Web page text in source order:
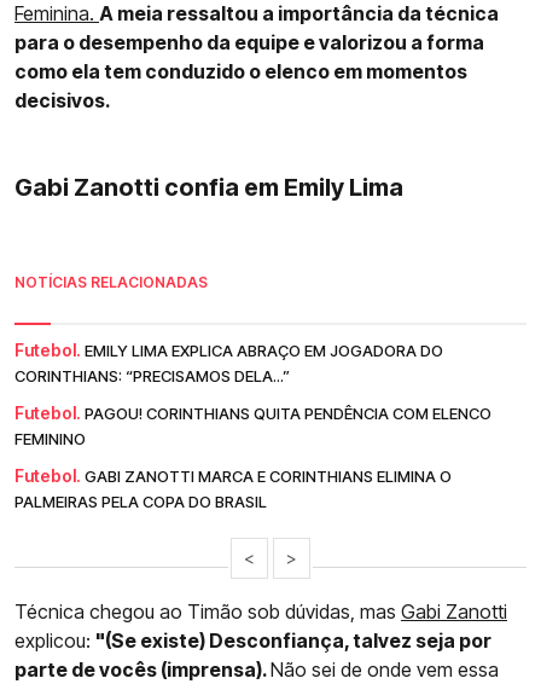
Feminina. A meia ressaltou a importância da técnica
para o desempenho da equipe e valorizou a forma
como ela tem conduzido o elenco em momentos
decisivos.
Gabi Zanotti confia em Emily Lima
NOTÍCIAS RELACIONADAS
Futebol. EMILY LIMA EXPLICA ABRAÇO EM JOGADORA DO
CORINTHIANS: “PRECISAMOS DELA...”
Futebol. PAGOU! CORINTHIANS QUITA PENDÊNCIA COM ELENCO
FEMININO
Futebol. GABI ZANOTTI MARCA E CORINTHIANS ELIMINA O
PALMEIRAS PELA COPA DO BRASIL
< >
Técnica chegou ao Timão sob dúvidas, mas Gabi Zanotti
explicou: "(Se existe) Desconfiança, talvez seja por
parte de vocês (imprensa).Não sei de onde vem essa